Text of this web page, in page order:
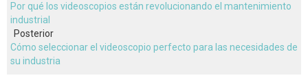
Por qué los videoscopios están revolucionando el mantenimiento
industrial
Posterior
Cómo seleccionar el videoscopio perfecto para las necesidades de
su industria